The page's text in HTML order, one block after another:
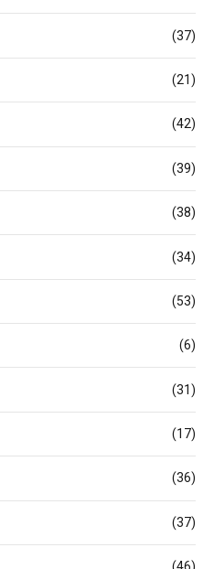
(37)
(21)
(42)
(39)
(38)
(34)
(53)
(6)
(31)
(17)
(36)
(37)